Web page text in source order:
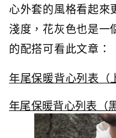
心外套的風格看起來
淺度，花灰色也是一
的配搭可看此文章：
年尾保暖背心列表（
年尾保暖背心列表（